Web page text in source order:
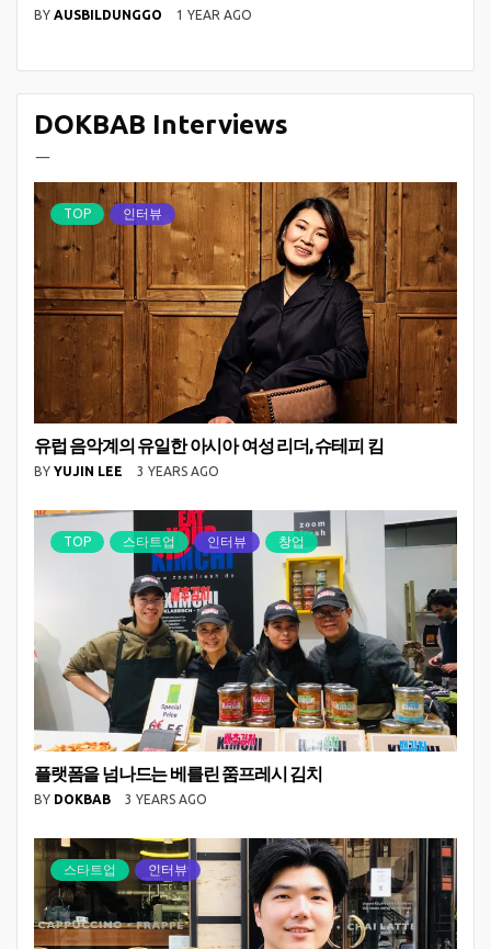
BY AUSBILDUNGGO 1 YEAR AGO
DOKBAB Interviews
ㅡ
TOP 인터뷰
유럽 음악계의 유일한 아시아 여성 리더, 슈테피 킴
BY YUJIN LEE 3 YEARS AGO
TOP 스타트업 인터뷰 창업
플랫폼을 넘나드는 베를린 쭘프레시 김치
BY DOKBAB 3 YEARS AGO
스타트업 인터뷰